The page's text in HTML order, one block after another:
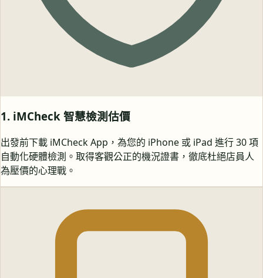
1. iMCheck 智慧檢測估價
出發前下載 iMCheck App，為您的 iPhone 或 iPad 進行 30 項
自動化硬體檢測。取得客觀公正的機況證書，徹底杜絕店員人
為壓價的心理戰。